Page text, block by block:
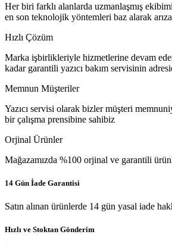
Her biri farklı alanlarda uzmanlaşmış
en son teknolojik yöntemleri baz alarak
Hızlı Çözüm
Marka işbirlikleriyle hizmetlerine devam
kadar garantili yazıcı bakım servisinin
Memnun Müşteriler
Yazıcı servisi olarak bizler müşteri
bir çalışma prensibine sahibiz
Orjinal Ürünler
Mağazamızda %100 orjinal ve garantili
14 Gün İade Garantisi
Satın alınan ürünlerde 14 gün yasal iade
Hızlı ve Stoktan Gönderim